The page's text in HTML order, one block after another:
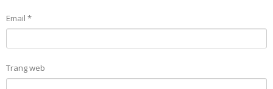
Email *
Trang web